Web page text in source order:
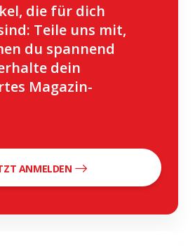
die für dich
Teile uns mit,
du spannend
dein
Magazin-
ANMELDEN